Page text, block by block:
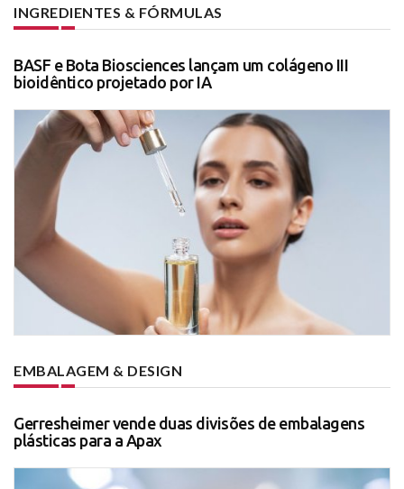
INGREDIENTES & FÓRMULAS
BASF e Bota Biosciences lançam um colágeno III
bioidêntico projetado por IA
EMBALAGEM & DESIGN
Gerresheimer vende duas divisões de embalagens
plásticas para a Apax